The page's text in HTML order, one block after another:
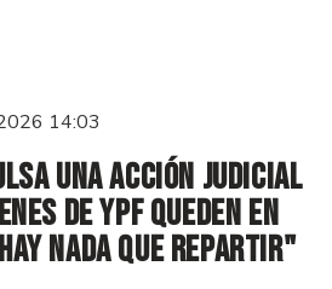
14:03
una acción judicial
de YPF queden en
nada que repartir"